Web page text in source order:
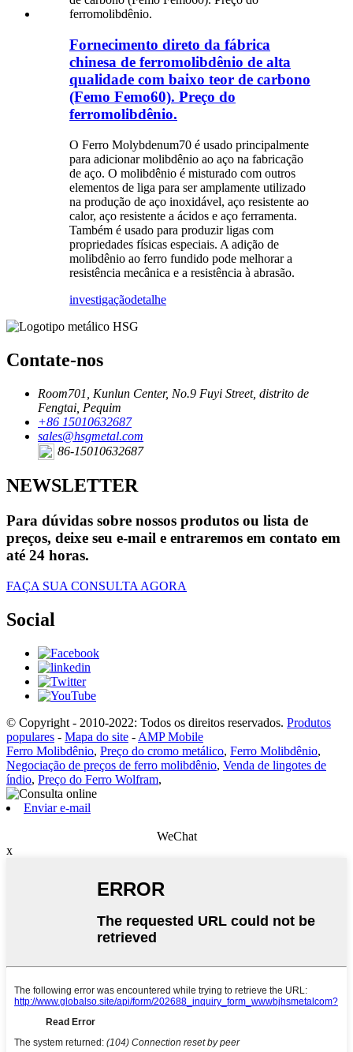
Fornecimento direto da fábrica
chinesa de ferromolibdênio de alta
qualidade com baixo teor de carbono
(Femo Femo60). Preço do
ferromolibdênio.
O Ferro Molybdenum70 é usado principalmente
para adicionar molibdênio ao aço na fabricação
de aço. O molibdênio é misturado com outros
elementos de liga para ser amplamente utilizado
na produção de aço inoxidável, aço resistente ao
calor, aço resistente a ácidos e aço ferramenta.
Também é usado para produzir ligas com
propriedades físicas especiais. A adição de
molibdênio ao ferro fundido pode melhorar a
resistência mecânica e a resistência à abrasão.
investigaçãodetalhe
Contate-nos
Room701, Kunlun Center, No.9 Fuyi Street, distrito de
Fengtai, Pequim
+86 15010632687
sales@hsgmetal.com
86-15010632687
NEWSLETTER
Para dúvidas sobre nossos produtos ou lista de
preços, deixe seu e-mail e entraremos em contato em
até 24 horas.
FAÇA SUA CONSULTA AGORA
Social
© Copyright - 2010-2022: Todos os direitos reservados. Produtos
populares - Mapa do site - AMP Mobile
Ferro Molibdênio, Preço do cromo metálico, Ferro Molibdênio,
Negociação de preços de ferro molibdênio, Venda de lingotes de
índio, Preço do Ferro Wolfram,
Enviar e-mail
WeChat
x